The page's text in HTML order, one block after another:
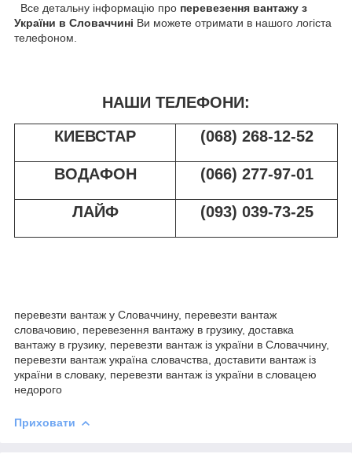
Все детальну інформацію про перевезення вантажу з
України в Словаччині Ви можете отримати в нашого логіста
телефоном.
НАШИ ТЕЛЕФОНИ:
КИЕВСТАР
(068) 268-12-52
ВОДАФОН (066) 277-97-01
ЛАЙФ (093) 039-73-25
перевезти вантаж у Словаччину, перевезти вантаж
словачовию, перевезення вантажу в грузику, доставка
вантажу в грузику, перевезти вантаж із україни в Словаччину,
перевезти вантаж україна словачства, доставити вантаж із
україни в словаку, перевезти вантаж із україни в словацею
недорого
Приховати